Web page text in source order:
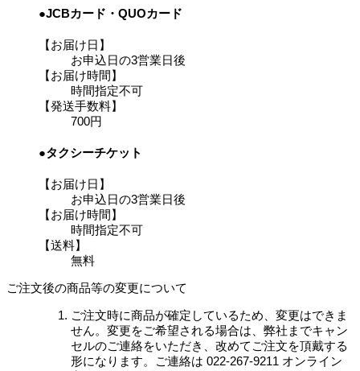
●JCBカード・QUOカード
【お届け日】
お申込日の3営業日後
【お届け時間】
時間指定不可
【発送手数料】
700円
●タクシーチケット
【お届け日】
お申込日の3営業日後
【お届け時間】
時間指定不可
【送料】
無料
ご注文後の商品等の変更について
ご注文時に商品が確定しているため、変更はできま
せん。変更をご希望される場合は、弊社までキャン
セルのご連絡をいただき、改めてご注文を頂戴する
形になります。ご連絡は 022-267-9211 オンライン